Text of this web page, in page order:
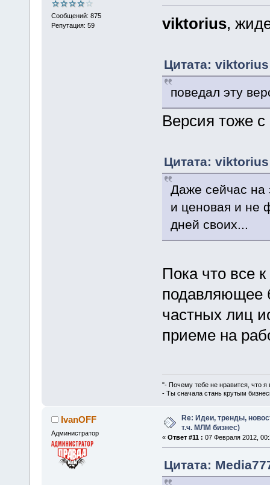
Сообщений: 875
Репутация: 59
viktorius,
Цитата:
поведал эту
Версия тоже с
Цитата:
Даже сейчас на
и ценовая и не
дней своих...
Пока что все
подавляющее
частных лиц
приеме на
"- Почему тебе не нравится, что я
- Ты сначала стань крутым
IvanOFF
Администратор
Re: Идеи, тренды,
т.ч. МЛМ бизнес)
« Ответ #11 : 07 Февраля 2012,
Цитата: